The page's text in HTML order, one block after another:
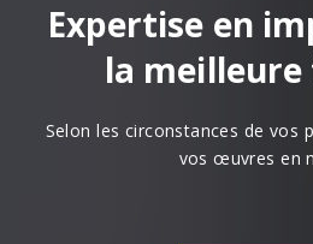
Expertise en
la
Selon les circonstances de vos
vos œuvres en